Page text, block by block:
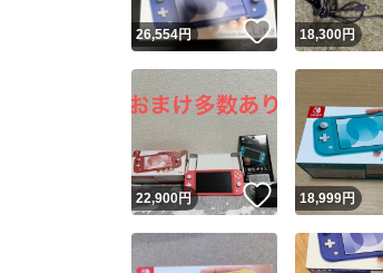
26,554円 いいね！
18,300円
22,900円 いいね！
18,999円